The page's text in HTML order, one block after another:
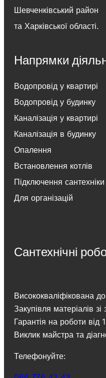
Шевченківський район
та Харківської області.
Напрямки
Водопровід у квартирі
Водопровід у будинку
Каналізація у квартирі
Каналізація в будинку
Опалення
Встановлення котлів
Підключення сантехніки
Для організацій
Сантехнічні
Висококваліфікована
Закупівля матеріалів
Гарантія на роботи від
Виклик майстра та
Телефонуйте: